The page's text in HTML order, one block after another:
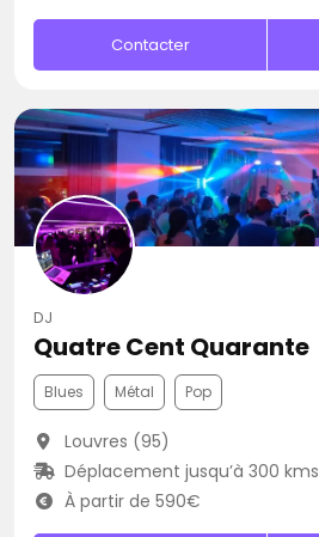
Contacter
DJ
Quatre Cent Quarante
Blues Métal Pop
Louvres (95)
Déplacement jusqu’à 300 kms
À partir de 590€